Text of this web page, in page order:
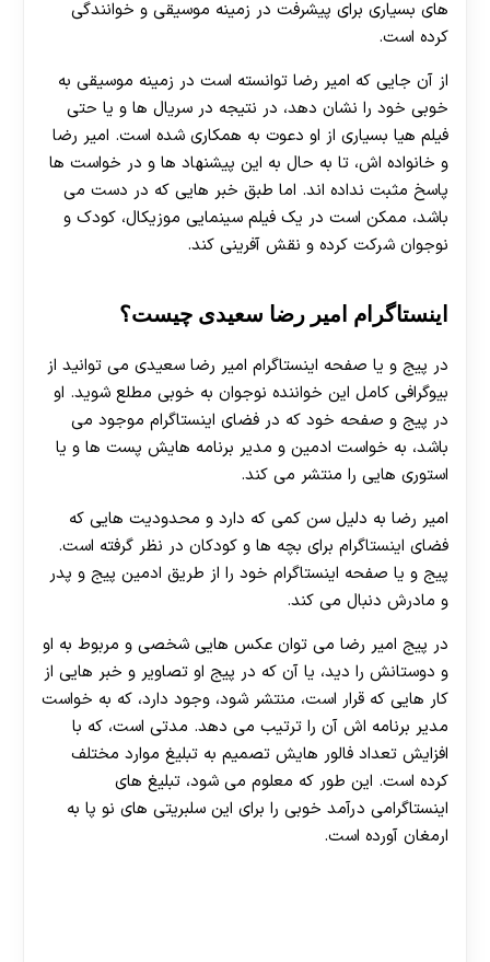
های بسیاری برای پیشرفت در زمینه موسیقی و خوانندگی
کرده است.
از آن جایی که امیر رضا توانسته است در زمینه موسیقی به
خوبی خود را نشان دهد، در نتیجه در سریال ها و یا حتی
فیلم هیا بسیاری از او دعوت به همکاری شده است. امیر رضا
و خانواده اش، تا به حال به این پیشنهاد ها و در خواست ها
پاسخ مثبت نداده اند. اما طبق خبر هایی که در دست می
باشد، ممکن است در یک فیلم سینمایی موزیکال، کودک و
نوجوان شرکت کرده و نقش آفرینی کند.
اینستاگرام امیر رضا سعیدی چیست؟
در پیج و یا صفحه اینستاگرام امیر رضا سعیدی می توانید از
بیوگرافی کامل این خواننده نوجوان به خوبی مطلع شوید. او
در پیج و صفحه خود که در فضای اینستاگرام موجود می
باشد، به خواست ادمین و مدیر برنامه هایش پست ها و یا
استوری هایی را منتشر می کند.
امیر رضا به دلیل سن کمی که دارد و محدودیت هایی که
فضای اینستاگرام برای بچه ها و کودکان در نظر گرفته است.
پیج و یا صفحه اینستاگرام خود را از طریق ادمین پیج و پدر
و مادرش دنبال می کند.
در پیج امیر رضا می توان عکس هایی شخصی و مربوط به او
و دوستانش را دید، یا آن که در پیج او تصاویر و خبر هایی از
کار هایی که قرار است، منتشر شود، وجود دارد، که به خواست
مدیر برنامه اش آن را ترتیب می دهد. مدتی است، که با
افزایش تعداد فالور هایش تصمیم به تبلیغ موارد مختلف
کرده است. این طور که معلوم می شود، تبلیغ های
اینستاگرامی درآمد خوبی را برای این سلبریتی های نو پا به
ارمغان آورده است.